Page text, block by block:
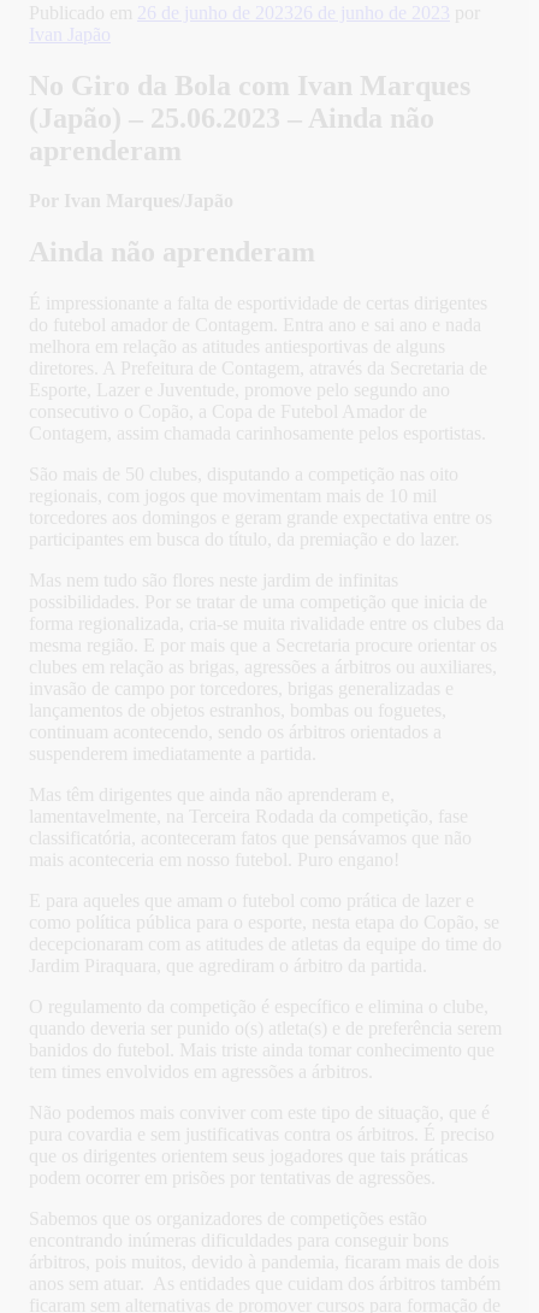
Publicado em 26 de junho de 2023 26 de junho de 2023 por
Ivan Japão
No Giro da Bola com Ivan Marques
(Japão) – 25.06.2023 – Ainda não
aprenderam
Por Ivan Marques/Japão
Ainda não aprenderam
É impressionante a falta de esportividade de certas dirigentes
do futebol amador de Contagem. Entra ano e sai ano e nada
melhora em relação as atitudes antiesportivas de alguns
diretores. A Prefeitura de Contagem, através da Secretaria de
Esporte, Lazer e Juventude, promove pelo segundo ano
consecutivo o Copão, a Copa de Futebol Amador de
Contagem, assim chamada carinhosamente pelos esportistas.
São mais de 50 clubes, disputando a competição nas oito
regionais, com jogos que movimentam mais de 10 mil
torcedores aos domingos e geram grande expectativa entre os
participantes em busca do título, da premiação e do lazer.
Mas nem tudo são flores neste jardim de infinitas
possibilidades. Por se tratar de uma competição que inicia de
forma regionalizada, cria-se muita rivalidade entre os clubes da
mesma região. E por mais que a Secretaria procure orientar os
clubes em relação as brigas, agressões a árbitros ou auxiliares,
invasão de campo por torcedores, brigas generalizadas e
lançamentos de objetos estranhos, bombas ou foguetes,
continuam acontecendo, sendo os árbitros orientados a
suspenderem imediatamente a partida.
Mas têm dirigentes que ainda não aprenderam e,
lamentavelmente, na Terceira Rodada da competição, fase
classificatória, aconteceram fatos que pensávamos que não
mais aconteceria em nosso futebol. Puro engano!
E para aqueles que amam o futebol como prática de lazer e
como política pública para o esporte, nesta etapa do Copão, se
decepcionaram com as atitudes de atletas da equipe do time do
Jardim Piraquara, que agrediram o árbitro da partida.
O regulamento da competição é específico e elimina o clube,
quando deveria ser punido o(s) atleta(s) e de preferência serem
banidos do futebol. Mais triste ainda tomar conhecimento que
tem times envolvidos em agressões a árbitros.
Não podemos mais conviver com este tipo de situação, que é
pura covardia e sem justificativas contra os árbitros. É preciso
que os dirigentes orientem seus jogadores que tais práticas
podem ocorrer em prisões por tentativas de agressões.
Sabemos que os organizadores de competições estão
encontrando inúmeras dificuldades para conseguir bons
árbitros, pois muitos, devido à pandemia, ficaram mais de dois
anos sem atuar. As entidades que cuidam dos árbitros também
ficaram sem alternativas de promover cursos para formação de